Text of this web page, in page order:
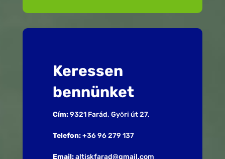
Keressen
bennünket
Cím:9321 Farád, Győri út 27.
Telefon:+36 96 279 137
Email:altiskfarad@gmail.com